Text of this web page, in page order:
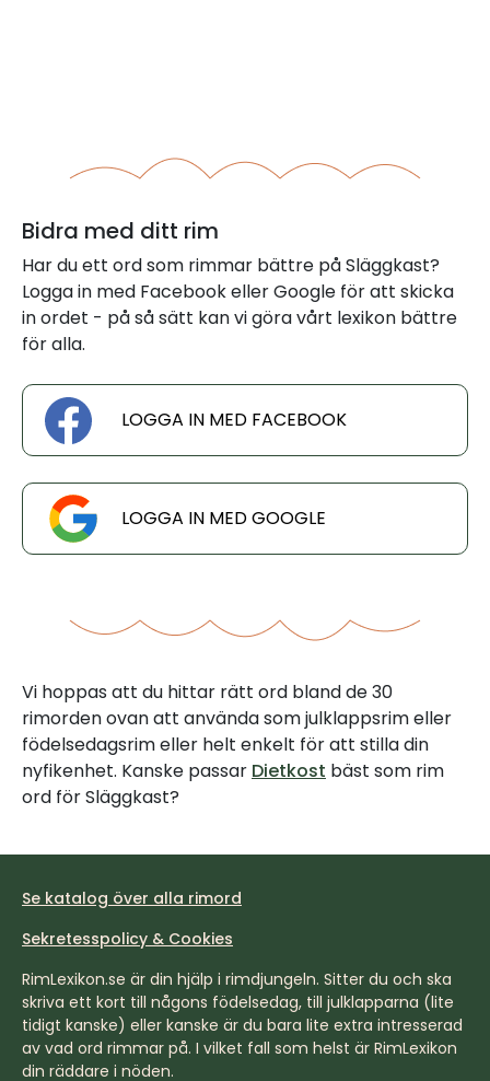
Bidra med ditt rim
Har du ett ord som rimmar bättre på Släggkast?
Logga in med Facebook eller Google för att skicka
in ordet - på så sätt kan vi göra vårt lexikon bättre
för alla.
LOGGA IN MED FACEBOOK
LOGGA IN MED GOOGLE
Vi hoppas att du hittar rätt ord bland de 30
rimorden ovan att använda som julklappsrim eller
födelsedagsrim eller helt enkelt för att stilla din
nyfikenhet. Kanske passar Dietkost bäst som rim
ord för Släggkast?
Se katalog över alla rimord
Sekretesspolicy & Cookies
RimLexikon.se är din hjälp i rimdjungeln. Sitter du och ska
skriva ett kort till någons födelsedag, till julklapparna (lite
tidigt kanske) eller kanske är du bara lite extra intresserad
av vad ord rimmar på. I vilket fall som helst är RimLexikon
din räddare i nöden.